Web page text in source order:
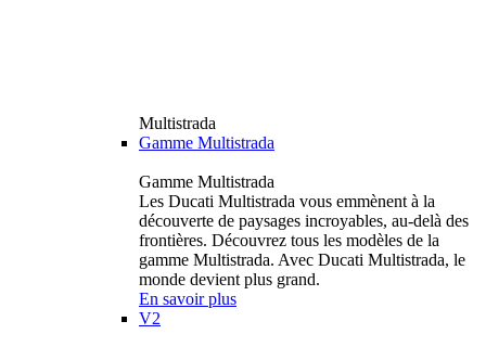
Multistrada
Gamme Multistrada
Gamme Multistrada
Les Ducati Multistrada vous emmènent à la
découverte de paysages incroyables, au-delà des
frontières. Découvrez tous les modèles de la
gamme Multistrada. Avec Ducati Multistrada, le
monde devient plus grand.
En savoir plus
V2